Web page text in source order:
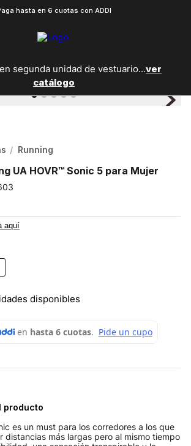
hasta en 6 cuotas con ADDI
segunda unidad de vestuario...ver
catálogo
Running
UA HOVR™ Sonic 5 para Mujer
aquí
disponibles
producto
es un must para los corredores a los que
distancias más largas pero al mismo tiempo